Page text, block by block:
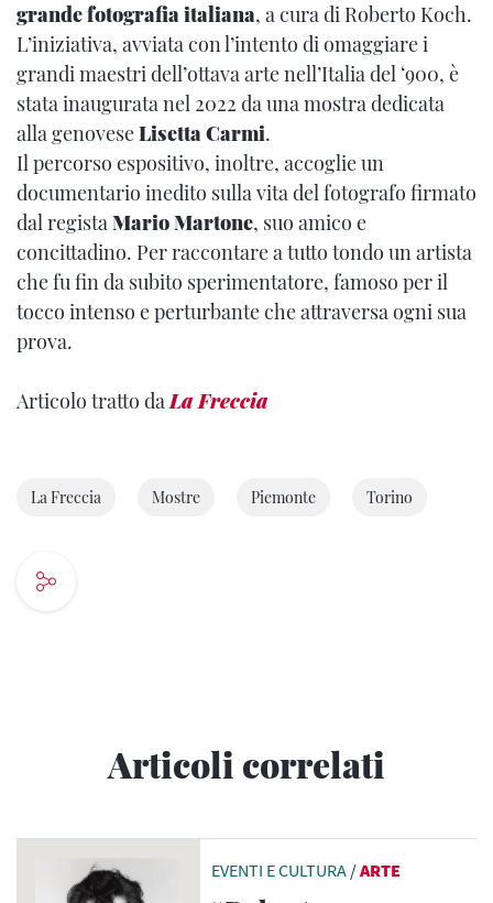
grande fotografia italiana, a cura di Roberto Koch.
L’iniziativa, avviata con l’intento di omaggiare i
grandi maestri dell’ottava arte nell’Italia del ‘900, è
stata inaugurata nel 2022 da una mostra dedicata
alla genoveseLisetta Carmi.
Il percorso espositivo, inoltre, accoglie un
documentario inedito sulla vita del fotografo firmato
dal registaMario Martone, suo amico e
concittadino. Per raccontare a tutto tondo un artista
che fu fin da subito sperimentatore, famoso per il
tocco intenso e perturbante che attraversa ogni sua
prova.
Articolo tratto daLa Freccia
La Freccia Mostre Piemonte Torino
Articoli correlati
EVENTI E CULTURA /ARTE